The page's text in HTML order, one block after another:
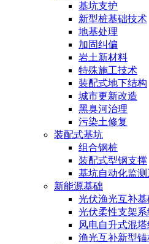
基坑支护
新型桩基础技术
地基处理
加固纠偏
岩土新材料
特殊施工技术
装配式地下结构
城市更新改造
黑臭河治理
污染土修复
装配式基坑
组合钢桩
装配式型钢支撑
基坑自动化监
新能源基础
光伏渔光互补基
光伏柔性支架系
风电自升式混塔
渔光互补新型